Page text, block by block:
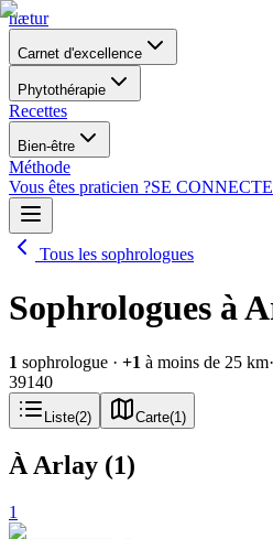
nætur
Carnet d'excellence
Phytothérapie
Recettes
Bien-être
Méthode
Vous êtes praticien ?SE
Tous les sophrologues
Sophrologues à
1 sophrologue · +1 à moins de 25 km
39140
Liste(2) Carte(1 )
À Arlay (1)
1